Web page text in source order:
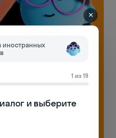
реально полезная
✕
иностранных
1 из 19
и выберите